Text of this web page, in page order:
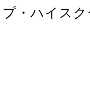
・ハイス